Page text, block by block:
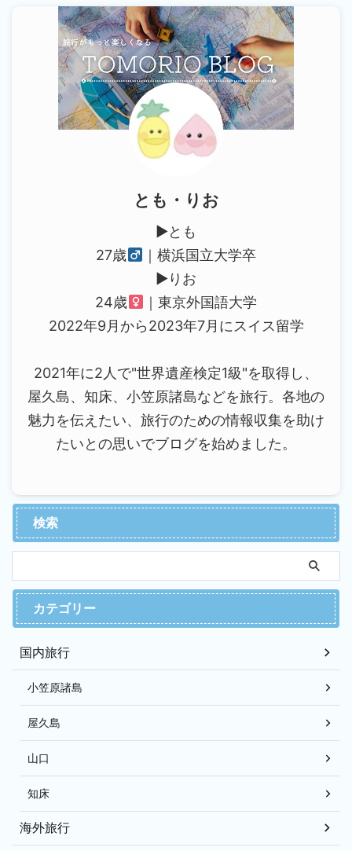
とも・りお
▶︎とも
27歳
｜横浜国立大学卒
▶︎りお
24歳
｜東京外国語大学
2022年9月から2023年7月にスイス留学
2021年に2人で"世界遺産検定1級"を取得し、
屋久島、知床、小笠原諸島などを旅行。各地の
魅力を伝えたい、旅行のための情報収集を助け
たいとの思いでブログを始めました。
検索
カテゴリー
国内旅行
小笠原諸島
屋久島
山口
知床
海外旅行